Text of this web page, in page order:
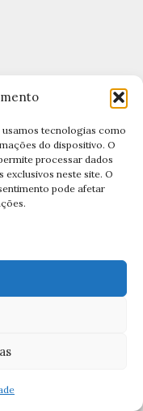
tecnologias como
do dispositivo. O
processar dados
neste site. O
pode afetar